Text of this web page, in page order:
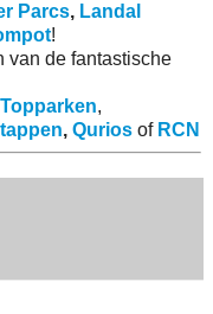
Parcs, Landal
!
van de fantastische
Topparken,
, Quriosof RCN